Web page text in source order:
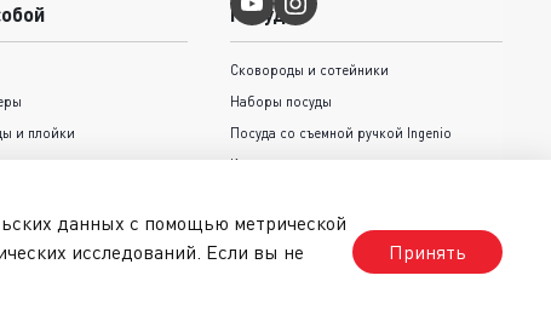
и плойки
волос
Посуда
Сковороды и cотейники
Наборы посуды
Посуда со съемной ручкой Ingenio
Кастрюли и ковши
Коллекция Jamie Oliver Tefal
Коллекция Unlimited
данных с помощью метрической
исследований. Если вы не
Принять